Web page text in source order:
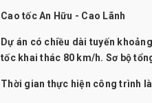
Cao tốc An Hữu - Cao Lãnh
Dự án có chiều dài tuyến
tốc khai thác 80 km/h. Sơ bộ
Thời gian thực hiện công trình